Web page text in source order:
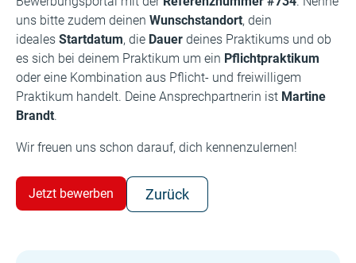
uns bitte zudem deinen Wunschstandort, dein
ideales Startdatum, die Dauer deines Praktikums und ob
es sich bei deinem Praktikum um ein Pflichtpraktikum
oder eine Kombination aus Pflicht- und freiwilligem
Praktikum handelt. Deine Ansprechpartnerin ist Martine
Brandt.
Wir freuen uns schon darauf, dich kennenzulernen!
Jetzt bewerben Zurück